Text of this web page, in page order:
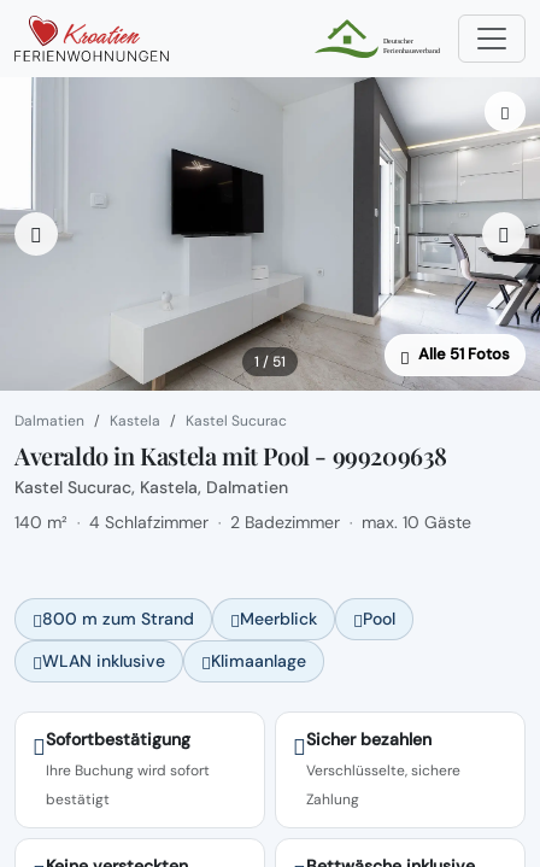
1 / 51 Alle 51 Fotos
Dalmatien Kastela Kastel Sucurac
Averaldo in Kastela mit Pool - 999209638
Kastel Sucurac, Kastela, Dalmatien
140 m² · 4 Schlafzimmer · 2 Badezimmer · max. 10 Gäste
800 m zum Strand Meerblick
Pool
WLAN inklusive
Klimaanlage
Sofortbestätigung
Ihre Buchung wird sofort
bestätigt
Sicher bezahlen
Verschlüsselte, sichere
Zahlung